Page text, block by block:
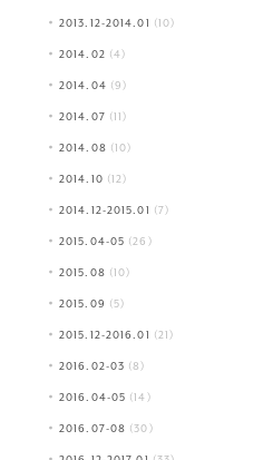
2013.12-2014.01 (10)
2014.02 (4)
2014.04 (9)
2014.07 (11)
2014.08 (10)
2014.10 (12)
2014.12-2015.01 (7)
2015.04-05 (26)
2015.08 (10)
2015.09 (5)
2015.12-2016.01 (21)
2016.02-03 (8)
2016.04-05 (14)
2016.07-08 (30)